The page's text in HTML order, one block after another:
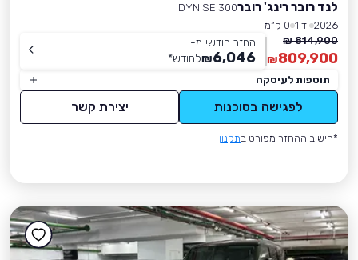
לנד רובר רינג' רוברDYN SE 300
2026 יד 1
0 ק״מ
814,900 ₪
809,900
₪
החזר חודשי מ-
6,046
₪לחודש*
תוספות לעיסקה
לפגישה בסוכנות יצירת קשר
*חישוב ההחזר מפורט בתקנון